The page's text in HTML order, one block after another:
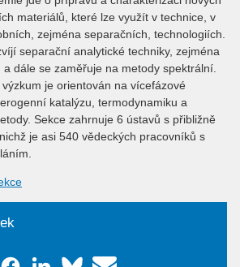
materiálů, které lze využít v technice, v
zejména separačních, technologiích.
separační analytické techniky, zejména
dále se zaměřuje na metody spektrální.
je orientován na vícefázové
katalýzu, termodynamiku a
Sekce zahrnuje 6 ústavů s přibližně
je asi 540 vědeckých pracovníků s